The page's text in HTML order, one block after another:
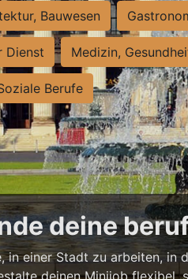
Bauwesen
Dienst Medizin,
Berufe
deine
in einer Stadt zu arbeiten,